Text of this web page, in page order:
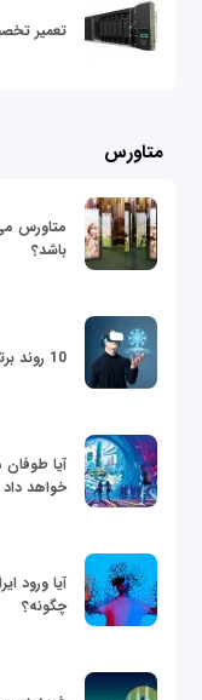
تعمیر
متاورس
متاورس
باشد؟
10 روند برتر تجارت و فناوری در سال 2022
آیا
خواهد داد
آیا ورود
چگونه؟